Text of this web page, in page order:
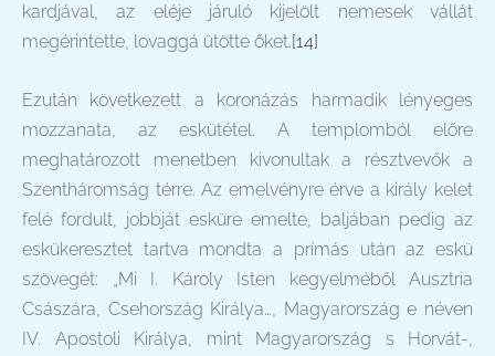
kardjával, az eléje járuló kijelölt nemesek vállát
megérintette, lovaggá ütötte őket.[14]
Ezután következett a koronázás harmadik lényeges
mozzanata, az eskütétel. A templomból előre
meghatározott menetben kivonultak a résztvevők a
Szentháromság térre. Az emelvényre érve a király kelet
felé fordult, jobbját esküre emelte, baljában pedig az
eskükeresztet tartva mondta a prímás után az eskü
szövegét: „Mi I. Károly Isten kegyelméből Ausztria
Császára, Csehország Királya…, Magyarország e néven
IV. Apostoli Királya, mint Magyarország s Horvát-,